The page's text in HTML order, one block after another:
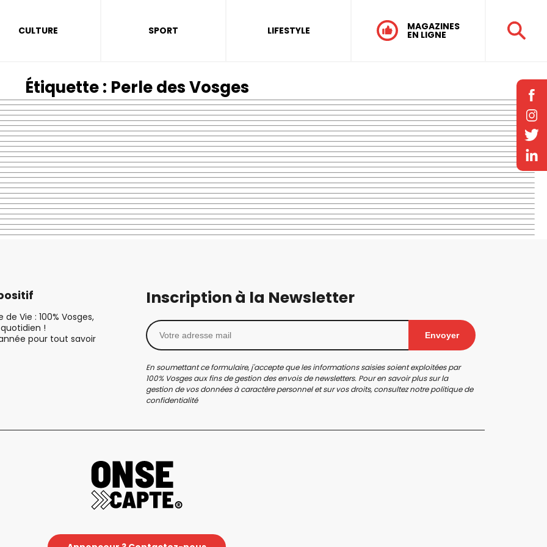
CULTURE SPORT LIFESTYLE MAGAZINES
EN LIGNE
Étiquette : Perle des Vosges
Vie : 100% Vosges,
!
pour tout savoir
Inscription à la Newsletter
Envoyer
En soumettant ce formulaire, j'accepte que les informations saisies soient exploitées par
100% Vosges aux fins de gestion des envois de newsletters. Pour en savoir plus sur la
gestion de vos données à caractère personnel et sur vos droits, consultez notrepolitique de
confidentialité